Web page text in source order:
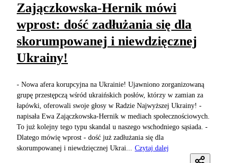
Zajączkowska-Hernik mówi
wprost: dość zadłużania się dla
skorumpowanej i niewdzięcznej
Ukrainy!
- Nowa afera korupcyjna na Ukrainie! Ujawniono zorganizowaną
grupę przestępczą wśród ukraińskich posłów, którzy w zamian za
łapówki, oferowali swoje głosy w Radzie Najwyższej Ukrainy! -
napisała Ewa Zajączkowska-Hernik w mediach społecznościowych.
To już kolejny tego typu skandal u naszego wschodniego sąsiada. -
Dlatego mówię wprost - dość już zadłużania się dla
skorumpowanej i niewdzięcznej Ukrai...
Czytaj dalej